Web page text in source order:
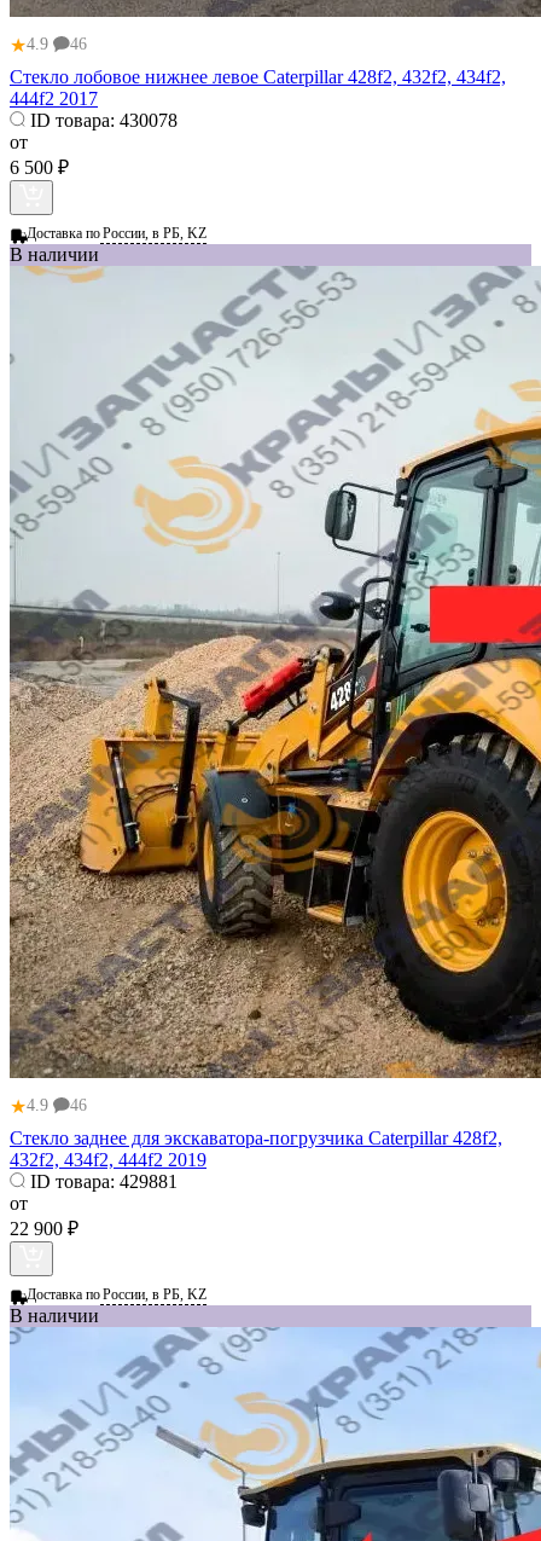
★4.9 46
Стекло лобовое нижнее левое Caterpillar 428f2, 432f2, 434f2,
444f2 2017
ID товара: 430078
от
6 500 ₽
Доставка поРоссии, в РБ, KZ
В наличии
★4.9 46
Стекло заднее для экскаватора-погрузчика Caterpillar 428f2,
432f2, 434f2, 444f2 2019
ID товара: 429881
от
22 900 ₽
Доставка поРоссии, в РБ, KZ
В наличии